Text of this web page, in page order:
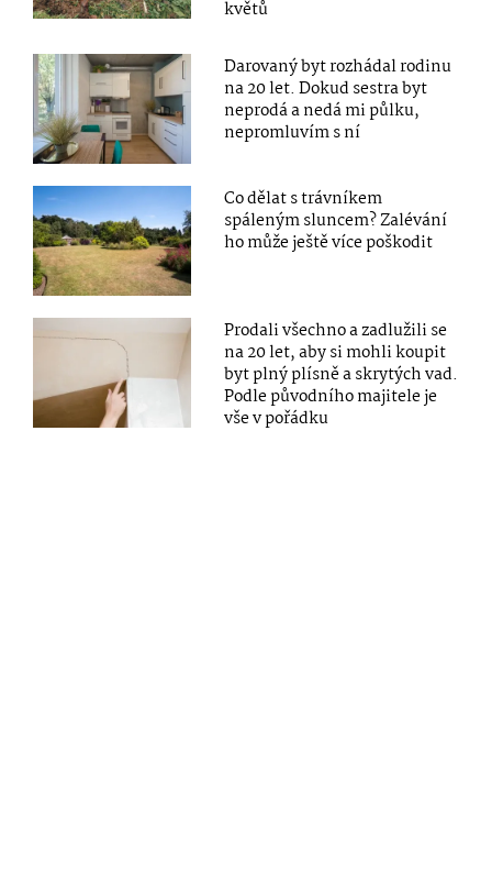
květů
Darovaný byt rozhádal rodinu
na 20 let. Dokud sestra byt
neprodá a nedá mi půlku,
nepromluvím s ní
Co dělat s trávníkem
spáleným sluncem? Zalévání
ho může ještě více poškodit
Prodali všechno a zadlužili se
na 20 let, aby si mohli koupit
byt plný plísně a skrytých vad.
Podle původního majitele je
vše v pořádku